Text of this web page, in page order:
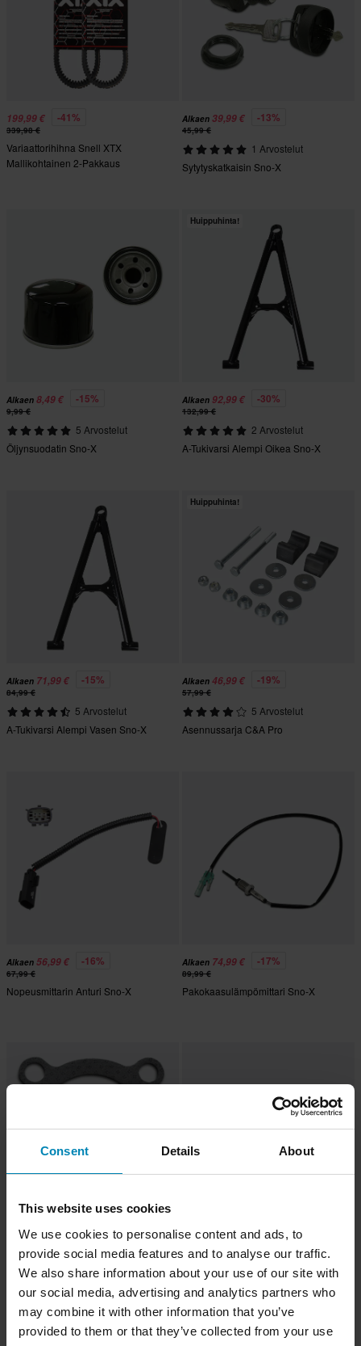
Consent Details About
This website uses cookies
We use cookies to personalise content and ads, to
provide social media features and to analyse our traffic.
We also share information about your use of our site with
our social media, advertising and analytics partners who
may combine it with other information that you’ve
provided to them or that they’ve collected from your use
199,99 € -41%
339,98 €
Variaattorihihna Snell XTX
Mallikohtainen 2-Pakkaus
Alkaen 39,99 € -13%
45,99 €
1 Arvostelut
Sytytyskatkaisin Sno-X
Alkaen 8,49 € -15%
9,99 €
5 Arvostelut
Öljynsuodatin Sno-X
Huippuhinta!
Alkaen 92,99 € -30%
132,99 €
2 Arvostelut
A-Tukivarsi Alempi Oikea Sno-X
Alkaen 71,99 € -15%
84,99 €
5 Arvostelut
A-Tukivarsi Alempi Vasen Sno-X
Huippuhinta!
Alkaen 46,99 € -19%
57,99 €
5 Arvostelut
Asennussarja C&A Pro
Alkaen 56,99 € -16%
67,99 €
Nopeusmittarin Anturi Sno-X
Alkaen 74,99 € -17%
89,99 €
Pakokaasulämpömittari Sno-X
Alkaen10,99 € -15%
Pakoputken Tiiviste Sno-X
Alkaen4,49 € -10%
Pakoputken Tiiviste Sno-X Arctic Cat
Huippuhinta!